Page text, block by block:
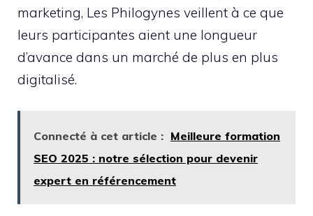
marketing, Les Philogynes veillent à ce que
leurs participantes aient une longueur
d’avance dans un marché de plus en plus
digitalisé.
Connecté à cet article : Meilleure formation
SEO 2025 : notre sélection pour devenir
expert en référencement